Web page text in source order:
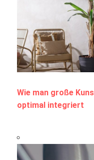
Wie man große
optimal integriert